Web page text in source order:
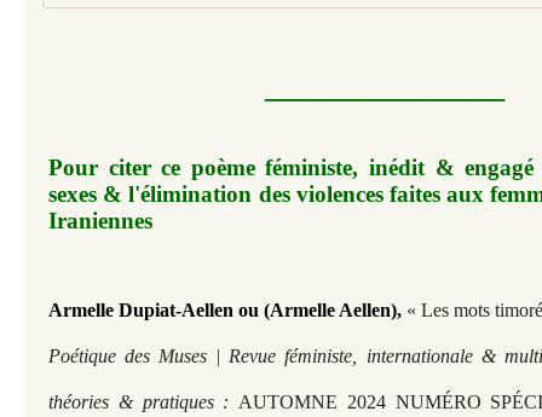
Pour citer ce poème féministe, inédit &
sexes & l'élimination des violences faites aux
Iraniennes
Armelle Dupiat-Aellen ou (Armelle Aellen), « Les mots
Poétique des Muses | Revue féministe, internationale &
théories & pratiques : AUTOMNE 2024 NUMÉRO